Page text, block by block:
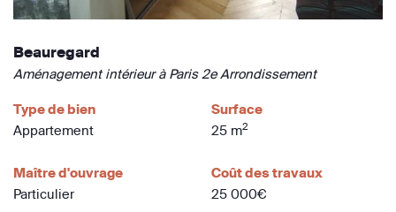
Beauregard
Aménagement intérieur à Paris 2e Arrondissement
Type de bien
Appartement
Surface
25 m2
Maître d'ouvrage
Particulier
Coût des travaux
25 000€